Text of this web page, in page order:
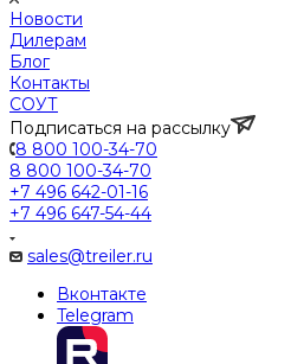
Новости
Дилерам
Блог
Контакты
СОУТ
Подписаться на рассылку
8 800 100-34-70
8 800 100-34-70
+7 496 642-01-16
+7 496 647-54-44
sales@treiler.ru
Вконтакте
Telegram